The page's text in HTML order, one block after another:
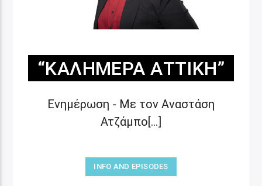
“ΚΑΛΗΜΈΡΑ ΑΤΤΙΚΉ”
Ενημέρωση - Με τον Αναστάση
Ατζάμπο[...]
INFO AND EPISODES